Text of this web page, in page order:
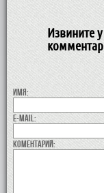
Извините
Имя:
E-MAIL:
коментарий: